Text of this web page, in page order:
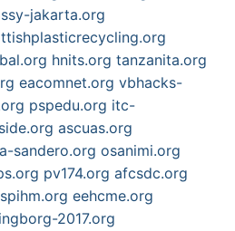
jakarta.org
hnits.org tanzanita.org
eacomnet.org vbhacks-
pspedu.org itc-
ascuas.org
sandero.org osanimi.org
pv174.org afcsdc.org
spihm.org eehcme.org
2017.org